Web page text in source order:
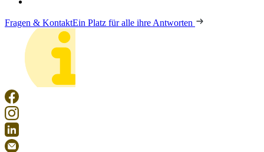
Fragen & KontaktEin Platz für alle ihre Antworten